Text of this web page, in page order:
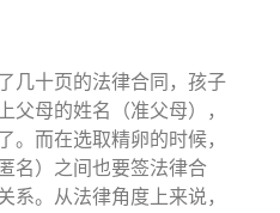
几十页的法律合同，孩子
父母的姓名（准父母），
。而在选取精卵的时候，
名）之间也要签法律合
系。从法律角度上来说，